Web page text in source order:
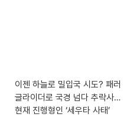
이젠 하늘로 밀입국 시도? 패러
글라이더로 국경 넘다 추락사…
현재 진행형인 ‘세우타 사태’